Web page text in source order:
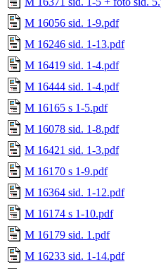
M 16056 sid. 1-9.pdf
M 16246 sid. 1-13.pdf
M 16419 sid. 1-4.pdf
M 16444 sid. 1-4.pdf
M 16165 s 1-5.pdf
M 16078 sid. 1-8.pdf
M 16421 sid. 1-3.pdf
M 16170 s 1-9.pdf
M 16364 sid. 1-12.pdf
M 16174 s 1-10.pdf
M 16179 sid. 1.pdf
M 16233 sid. 1-14.pdf